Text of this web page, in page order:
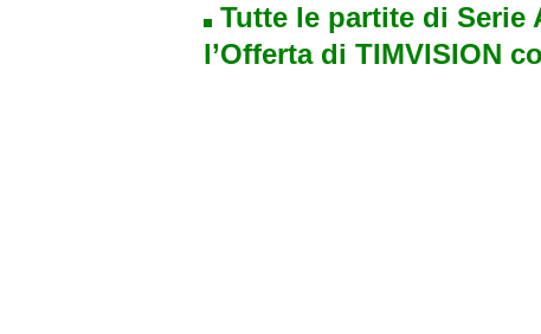
Tutte le partite di Serie
l’Offerta di TIMVISION